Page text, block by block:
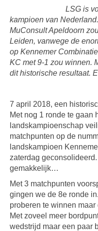
LSG is
kampioen van
MuConsult Apeldoorn
Leiden, vanwege de
op Kennemer
KC met 9-1 zou winnen.
dit historische resultaat.
7 april 2018, een
Met nog 1 ronde te gaan
landskampioenschap
matchpunten op de
landskampioen
zaterdag
gemakkelijk…
Met 3 matchpunten
gingen we de 8e ronde
proberen te winnen
Met zoveel meer
wedstrijd maar een paar